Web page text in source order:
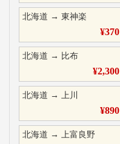
北海道 → 東神楽
¥370
北海道 → 比布
¥2,300
北海道 → 上川
¥890
北海道 → 上富良野